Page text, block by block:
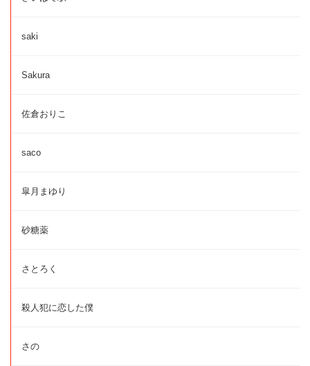
saki
Sakura
佐倉おりこ
saco
皐月まゆり
砂糖薬
さとろく
殺人犯に恋した僕
さの